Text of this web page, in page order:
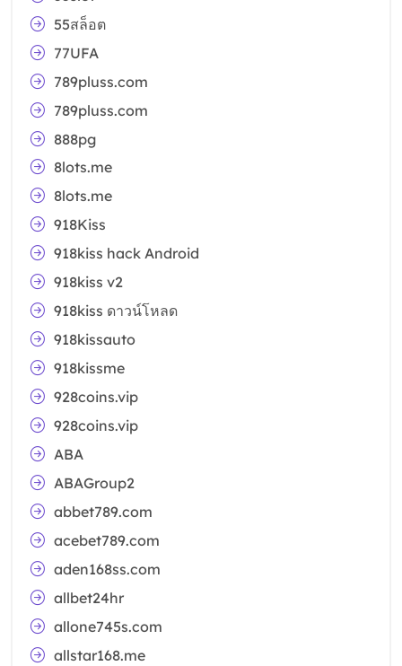
55สล็อต
77UFA
789pluss.com
789pluss.com
888pg
8lots.me
8lots.me
918Kiss
918kiss hack Android
918kiss v2
918kiss ดาวน์โหลด
918kissauto
918kissme
928coins.vip
928coins.vip
ABA
ABAGroup2
abbet789.com
acebet789.com
aden168ss.com
allbet24hr
allone745s.com
allstar168.me